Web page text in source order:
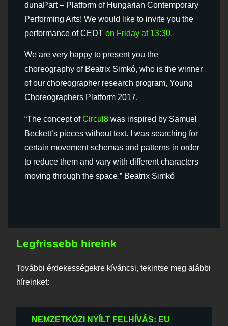
dunaPart – Platform of Hungarian Contemporary
Performing Arts! We would like to invite you the
performance of CEDT on Friday at 13:30.
We are very happy to present you the
choreography of Beatrix Simkó, who is the winner
of our choreographer research program, Young
Choreographers Platform 2017.
“The concept ofCircul8 was inspired by Samuel
Beckett’s pieces without text. I was searching for
certain movement schemas and patterns in order
to reduce them and vary with different characters
moving through the space.” Beatrix Simkó
Legfrissebb híreink
További érdekességekre kíváncsi, tekintse meg alábbi
híreinket:
NEMZETKÖZI NYÍLT FELHÍVÁS: EU